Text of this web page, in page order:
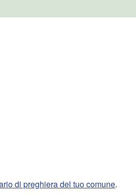
di preghiera del tuo comune.